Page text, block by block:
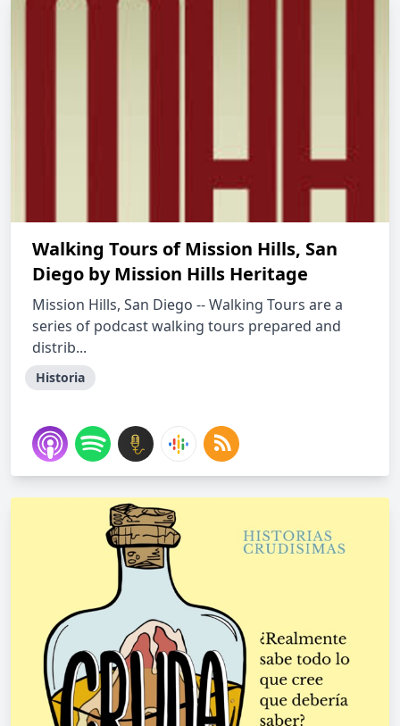
Walking Tours of Mission Hills, San
Diego by Mission Hills Heritage
Mission Hills, San Diego -- Walking Tours are a
series of podcast walking tours prepared and
distrib...
Historia